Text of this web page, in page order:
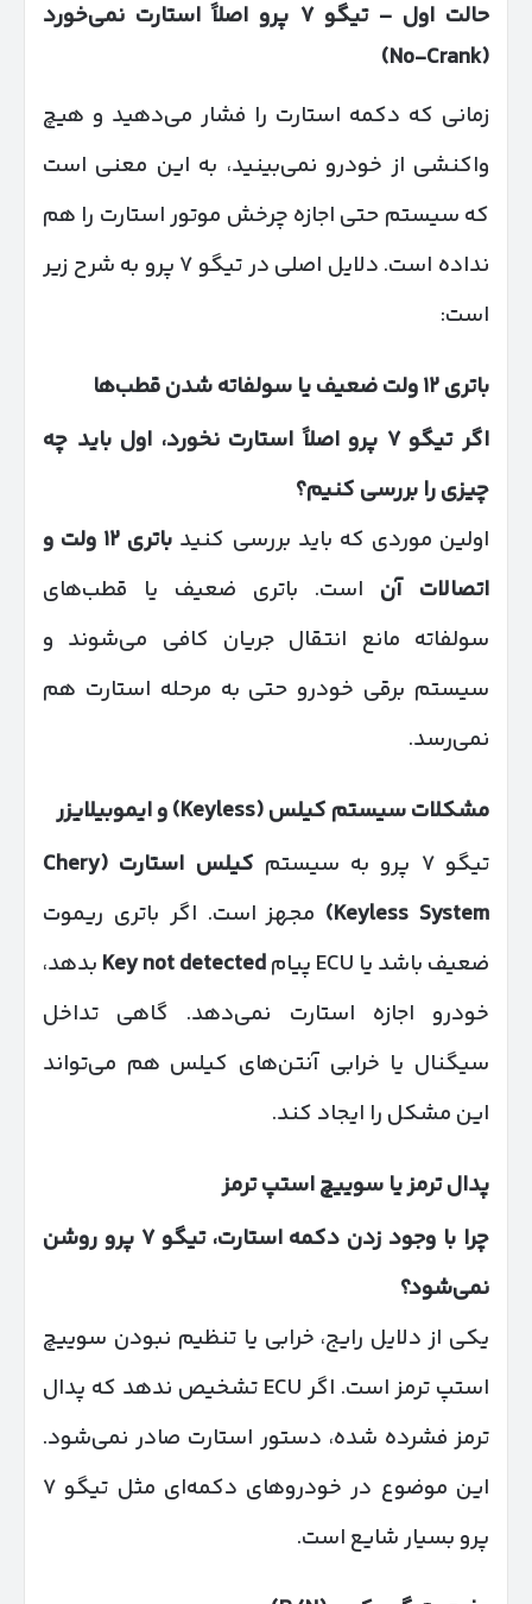
حالت اول– تیگو۷ پرو اصلاً استارت نمی‌خورد
(No-Crank)
زمانی که دکمه استارت را فشار می‌دهید و هیچ
واکنشی از خودرو نمی‌بینید، به این معنی است
که سیستم حتی اجازه چرخش موتور استارت را هم
نداده است. دلایل اصلی در تیگو ۷ پرو به شرح زیر
است:
باتری۱۲ولت ضعیف یا سولفاته شدن قطب‌ها
اگر تیگو۷ پرو اصلاً استارت نخورد، اول باید چه
چیزی را بررسی کنیم؟
اولین موردی که باید بررسی کنید باتری ۱۲ ولت و
اتصالات آن است. باتری ضعیف یا قطب‌های
سولفاته مانع انتقال جریان کافی می‌شوند و
سیستم برقی خودرو حتی به مرحله استارت هم
نمی‌رسد.
مشکلات سیستم کیلس(Keyless)
و ایموبیلایزر
تیگو ۷ پرو به سیستم
کیلس استارت (Chery
Keyless System)
مجهز است. اگر باتری ریموت
ضعیف باشد یا ECU پیام
Key not detected بدهد،
خودرو اجازه استارت نمی‌دهد. گاهی تداخل
سیگنال یا خرابی آنتن‌های کیلس هم می‌تواند
این مشکل را ایجاد کند.
پدال ترمز یا سوییچ استپ ترمز
چرا با وجود زدن دکمه استارت، تیگو۷ پرو روشن
نمی‌شود؟
یکی از دلایل رایج، خرابی یا تنظیم نبودن سوییچ
استپ ترمز است. اگر ECU تشخیص ندهد که پدال
ترمز فشرده شده، دستور استارت صادر نمی‌شود.
این موضوع در خودروهای دکمه‌ای مثل تیگو ۷
پرو بسیار شایع است.